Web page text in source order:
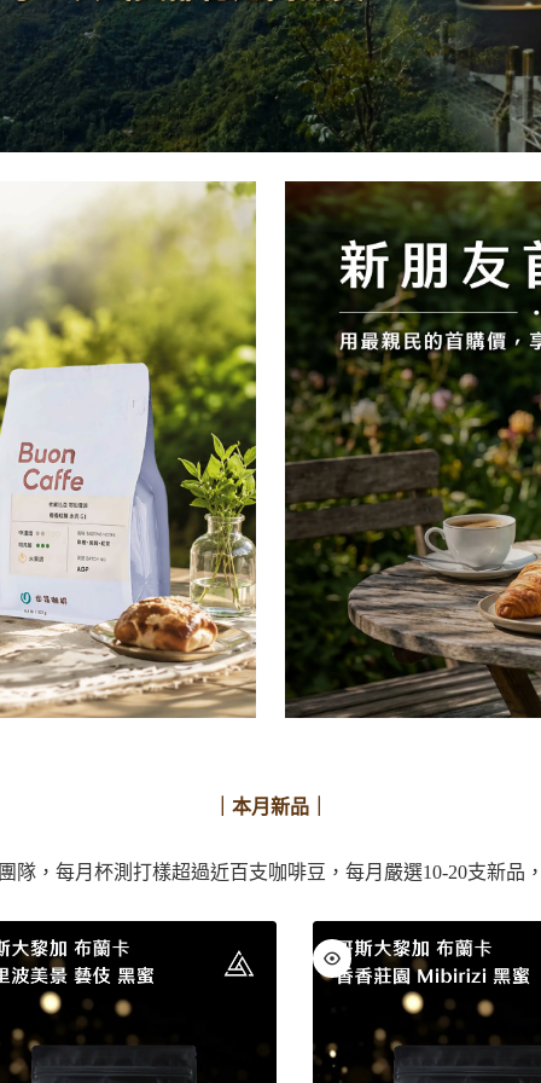
｜本月新品｜
隊，每月杯測打樣超過近百支咖啡豆，每月嚴選10-20支新品